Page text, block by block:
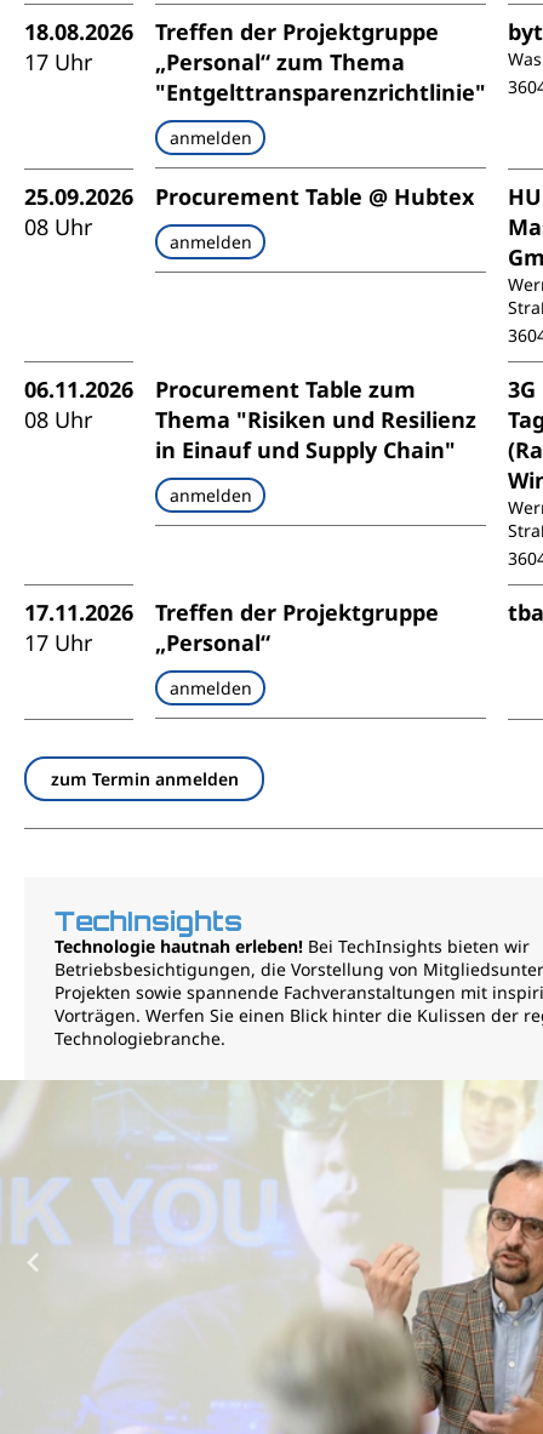
18.08.2026
17 Uhr
Treffen der Projektgruppe
„Personal“ zum Thema
"Entgelttransparenzrichtlinie"
anmelden
25.09.2026
08 Uhr
Procurement Table @ Hubtex
anmelden
06.11.2026
08 Uhr
Procurement Table zum
Thema "Risiken und Resilienz
in Einauf und Supply Chain"
anmelden
3G
17.11.2026
17 Uhr
Treffen der Projektgruppe
„Personal“
anmelden
tba
zum Termin anmelden
TechInsights
Technologie hautnah erleben! Bei TechInsights bieten wir
Betriebsbesichtigungen, die Vorstellung von
Projekten sowie spannende Fachveranstaltungen mit
Vorträgen. Werfen Sie einen Blick hinter die Kulissen der
Technologiebranche.